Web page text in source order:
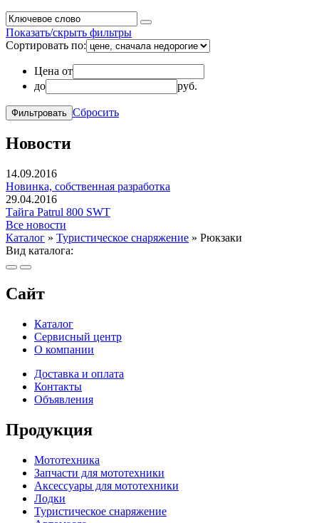
Показать/скрыть фильтры
Сортировать по:
Цена от
до
руб.
Сбросить
Новости
14.09.2016
Новинка, собственная разработка
29.04.2016
Тайга Patrul 800 SWT
Все новости
Каталог » Туристическое снаряжение » Рюкзаки
Вид каталога:
Сайт
Каталог
Сервисный центр
О компании
Доставка и оплата
Контакты
Объявления
Продукция
Мототехника
Запчасти для мототехники
Аксессуары для мототехники
Лодки
Туристическое снаряжение